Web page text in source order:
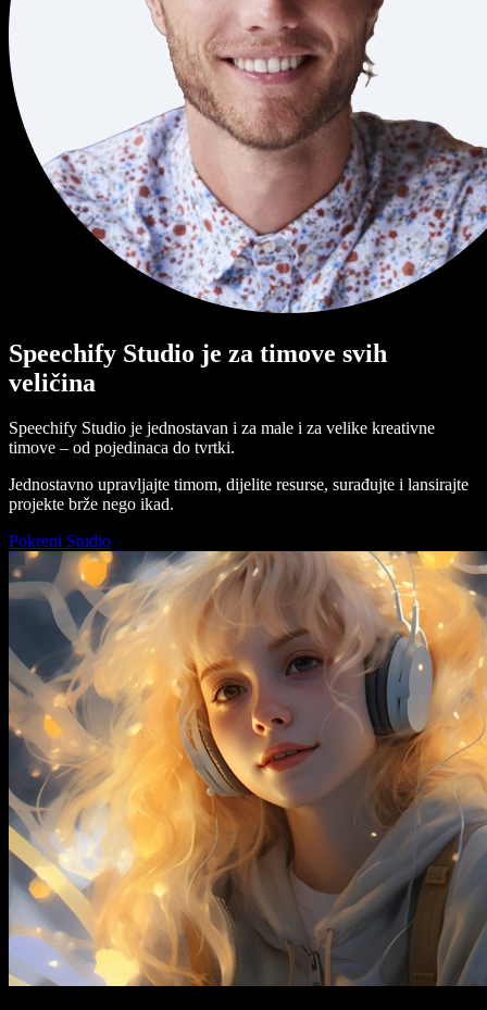
Speechify Studio je za timove svih
veličina
Speechify Studio je jednostavan i za male i za velike kreativne
timove – od pojedinaca do tvrtki.
Jednostavno upravljajte timom, dijelite resurse, surađujte i lansirajte
projekte brže nego ikad.
Pokreni Studio